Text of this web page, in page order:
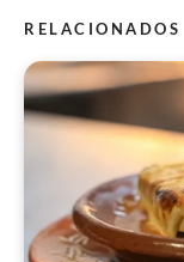
RELACIONADOS